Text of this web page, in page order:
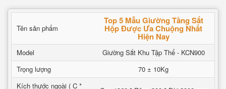
Tên sản phẩm
Top 5 Mẫu Giường Tầng Sắt
Hộp Được Ưa Chuộng Nhất
Hiện Nay
Model
Giường Sắt Khu Tập Thể - KCN900
Trọng lượng
70 ± 10Kg
Kích thước ngoài ( C *